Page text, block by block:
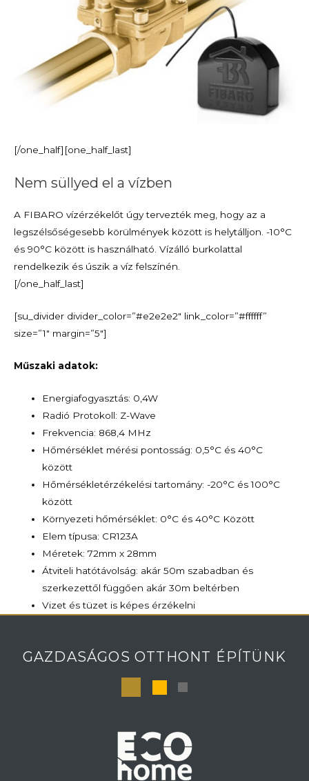
[/one_half][one_half_last]
Nem süllyed el a vízben
A FIBARO vízérzékelőt úgy tervezték meg, hogy az a
legszélsőségesebb körülmények között is helytálljon. -10°C
és 90°C között is használható. Vízálló burkolattal
rendelkezik és úszik a víz felszínén.
[/one_half_last]
[su_divider divider_color=”#e2e2e2″ link_color=”#ffffff”
size=”1″ margin=”5″]
Műszaki adatok:
Energiafogyasztás: 0,4W
Radió Protokoll: Z-Wave
Frekvencia: 868,4 MHz
Hőmérséklet mérési pontosság: 0,5°C és 40°C
között
Hőmérsékletérzékelési tartomány: -20°C és 100°C
között
Környezeti hőmérséklet: 0°C és 40°C Között
Elem típusa: CR123A
Méretek: 72mm x 28mm
Átviteli hatótávolság: akár 50m szabadban és
szerkezettől függően akár 30m beltérben
Vizet és tüzet is képes érzékelni
GAZDASÁGOS OTTHONT ÉPÍTÜNK